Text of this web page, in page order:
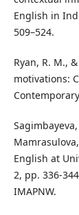
English in
509–524.
Ryan, R. M.,
motivations:
English at
2, pp. 336-
IMAPNW.